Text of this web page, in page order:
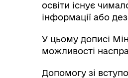
освіти існує
інформації або
У цьому дописі
можливості
Допомогу зі